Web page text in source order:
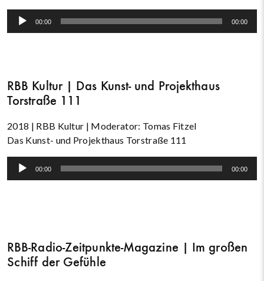
Audio-
00:00 00:00
RBB Kultur | Das Kunst- und Projekthaus
Torstraße 111
2018 | RBB Kultur | Moderator: Tomas Fitzel
Das Kunst- und Projekthaus Torstraße 111
Audio-
00:00 00:00
RBB-Radio-Zeitpunkte-Magazine | Im großen
Schiff der Gefühle